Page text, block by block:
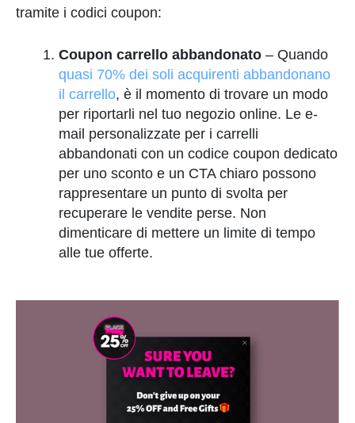
tramite i codici coupon:
Coupon carrello abbandonato – Quando
quasi 70% dei soli acquirenti abbandonano
il carrello, è il momento di trovare un modo
per riportarli nel tuo negozio online. Le e-
mail personalizzate per i carrelli
abbandonati con un codice coupon dedicato
per uno sconto e un CTA chiaro possono
rappresentare un punto di svolta per
recuperare le vendite perse. Non
dimenticare di mettere un limite di tempo
alle tue offerte.